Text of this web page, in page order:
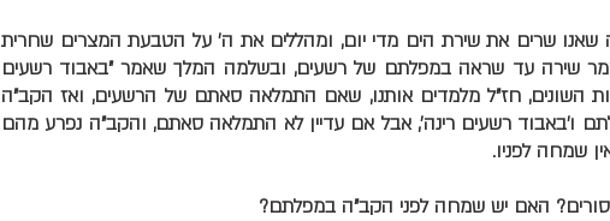
שאנו שרים את שירת הים מדי יום, ומהללים את ה' על הטבעת המצרים שחרית
שירה עד שראה במפלתם של רשעים, ובשלמה המלך שאמר "באבוד רשעים
השונים, חז"ל מלמדים אותנו, שאם התמלאה סאתם של הרשעים, ואז הקב"ה
ו'באבוד רשעים רינה', אבל אם עדיין לא התמלאה סאתם, והקב"ה נפרע מהם
שמחה לפניו.
האם יש שמחה לפני הקב"ה במפלתם?